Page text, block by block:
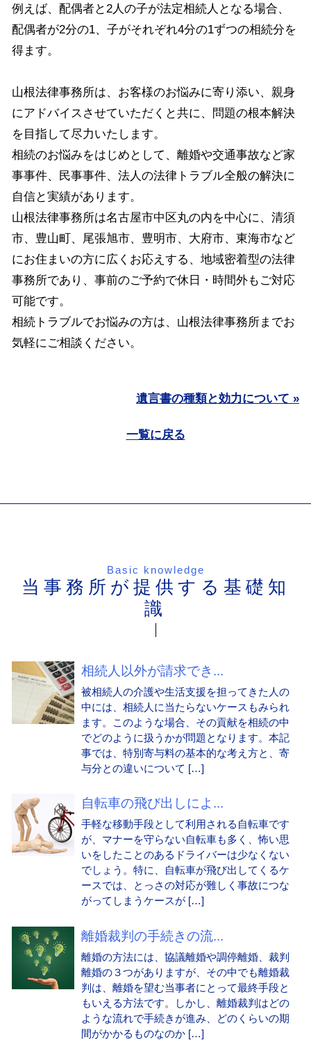
例えば、配偶者と2人の子が法定相続人となる場合、
配偶者が2分の1、子がそれぞれ4分の1ずつの相続分を
得ます。
山根法律事務所は、お客様のお悩みに寄り添い、親身
にアドバイスさせていただくと共に、問題の根本解決
を目指して尽力いたします。
相続のお悩みをはじめとして、離婚や交通事故など家
事事件、民事事件、法人の法律トラブル全般の解決に
自信と実績があります。
山根法律事務所は名古屋市中区丸の内を中心に、清須
市、豊山町、尾張旭市、豊明市、大府市、東海市など
にお住まいの方に広くお応えする、地域密着型の法律
事務所であり、事前のご予約で休日・時間外もご対応
可能です。
相続トラブルでお悩みの方は、山根法律事務所までお
気軽にご相談ください。
遺言書の種類と効力について »
一覧に戻る
Basic knowledge
当事務所が提供する基礎知
識
相続人以外が請求でき...
被相続人の介護や生活支援を担ってきた人の
中には、相続人に当たらないケースもみられ
ます。このような場合、その貢献を相続の中
でどのように扱うかが問題となります。本記
事では、特別寄与料の基本的な考え方と、寄
与分との違いについて […]
自転車の飛び出しによ...
手軽な移動手段として利用される自転車です
が、マナーを守らない自転車も多く、怖い思
いをしたことのあるドライバーは少なくない
でしょう。特に、自転車が飛び出してくるケ
ースでは、とっさの対応が難しく事故につな
がってしまうケースが […]
離婚裁判の手続きの流...
離婚の方法には、協議離婚や調停離婚、裁判
離婚の３つがありますが、その中でも離婚裁
判は、離婚を望む当事者にとって最終手段と
もいえる方法です。しかし、離婚裁判はどの
ような流れで手続きが進み、どのくらいの期
間がかかるものなのか […]